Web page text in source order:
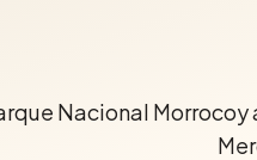
Nacional